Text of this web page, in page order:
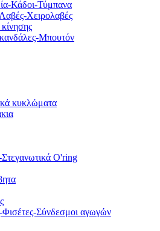
Κάδοι-Τύμπανα
Χειρολαβές
Μπουτόν
κυκλώματα
O'ring
Σύνδεσμοι αγωγών